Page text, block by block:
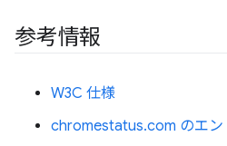
参考情報
W3C 仕様
chromestatus.com のエン